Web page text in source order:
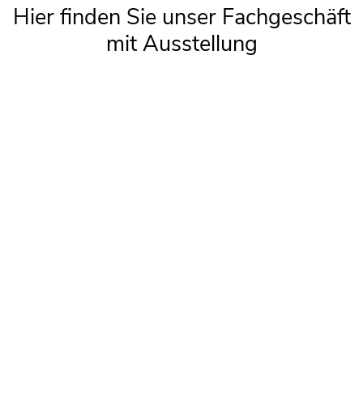
Hier fin­den Sie unser Fach­ge­schäft
mit Aus­stel­lung